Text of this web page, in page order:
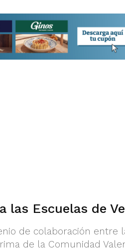
las Escuelas de
de colaboración entre
de la Comunidad